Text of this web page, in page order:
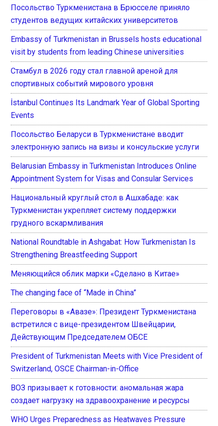
Посольство Туркменистана в Брюсселе приняло
студентов ведущих китайских университетов
Embassy of Turkmenistan in Brussels hosts educational
visit by students from leading Chinese universities
Стамбул в 2026 году стал главной ареной для
спортивных событий мирового уровня
İstanbul Continues Its Landmark Year of Global Sporting
Events
Посольство Беларуси в Туркменистане вводит
электронную запись на визы и консульские услуги
Belarusian Embassy in Turkmenistan Introduces Online
Appointment System for Visas and Consular Services
Национальный круглый стол в Ашхабаде: как
Туркменистан укрепляет систему поддержки
грудного вскармливания
National Roundtable in Ashgabat: How Turkmenistan Is
Strengthening Breastfeeding Support
Меняющийся облик марки «Сделано в Китае»
The changing face of “Made in China”
Переговоры в «Авазе»: Президент Туркменистана
встретился с вице-президентом Швейцарии,
Действующим Председателем ОБСЕ
President of Turkmenistan Meets with Vice President of
Switzerland, OSCE Chairman-in-Office
ВОЗ призывает к готовности: аномальная жара
создает нагрузку на здравоохранение и ресурсы
WHO Urges Preparedness as Heatwaves Pressure